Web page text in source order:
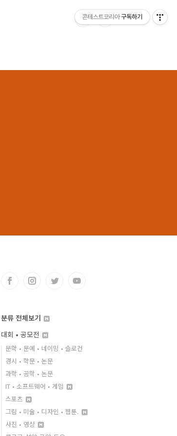
분류 전체보기
대회 • 공모전
문학 • 문예 • 네이밍 • 슬로건
경시 • 학문 • 논문
과학 • 공학 • 논문
IT • 소프트웨어 • 게임
스포츠
그림 • 미술 • 디자인 • 웹툰.
사진 • 영상
콘테스트코리아 구독하기